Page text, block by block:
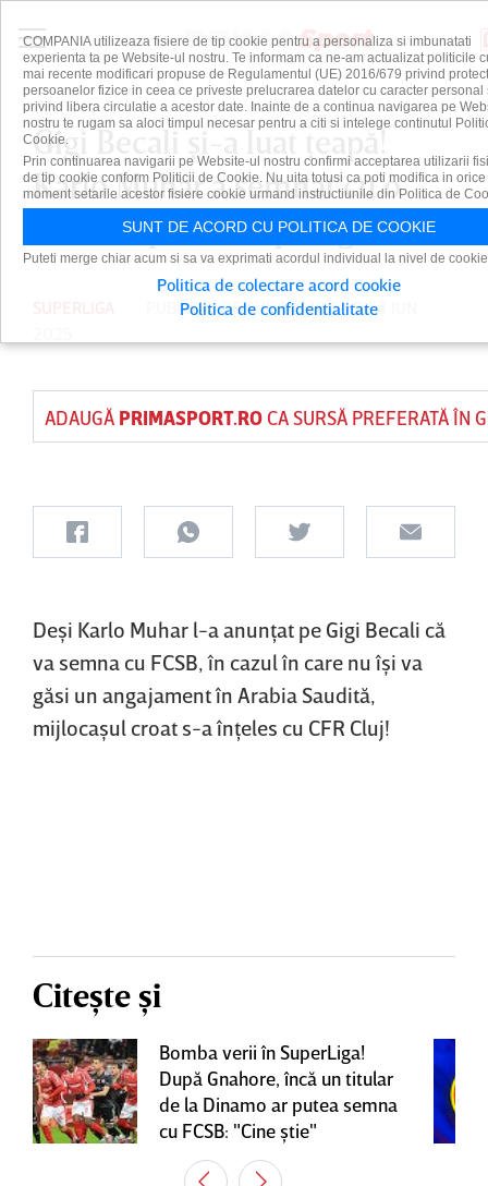
Gigi Becali şi-a luat ţeapă!
Karlo Muhar a semnat cu o
altă echipă din Superliga
PUBLICAT DETUDOR MOISAPE 4 IUN
ADAUGĂ PRIMASPORT.ROCA SURSĂ PREFERATĂ ÎN
Deşi Karlo Muhar l-a anunţat pe Gigi Becali că
va semna cu FCSB, în cazul în care nu îşi va
găsi un angajament în Arabia Saudită,
mijlocaşul croat s-a înţeles cu CFR Cluj!
Citește și
Bomba verii în SuperLiga!
După Gnahore, încă un titular
de la Dinamo ar putea semna
cu FCSB: "Cine ştie"
COMPANIA utilizeaza fisiere de tip cookie pentru a personaliza si imbunatati
experienta ta pe Website-ul nostru. Te informam ca ne-am actualizat politicile
mai recente modificari propuse de Regulamentul (UE) 2016/679 privind
persoanelor fizice in ceea ce priveste prelucrarea datelor cu caracter personal
privind libera circulatie a acestor date. Inainte de a continua navigarea pe
nostru te rugam sa aloci timpul necesar pentru a citi si intelege continutul
Cookie.
Prin continuarea navigarii pe Website-ul nostru confirmi acceptarea utilizarii
de tip cookie conform Politicii de Cookie. Nu uita totusi ca poti modifica in orice
moment setarile acestor fisiere cookie urmand instructiunile din Politica de
SUNT DE ACORD CU POLITICA DE COOKIE
Puteti merge chiar acum si sa va exprimati acordul individual la nivel de
Politica de colectare acord cookie
Politica de confidentialitate